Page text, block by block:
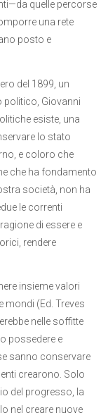
quelle percorse
una rete
posto e
del 1899, un
politico, Giovanni
esiste, una
lo stato
e coloro che
che ha fondamento
società, non ha
le correnti
di essere e
rendere
insieme valori
mondi (Ed. Treves
nelle soffitte
possedere e
sanno conservare
crearono. Solo
del progresso, la
nel creare nuove